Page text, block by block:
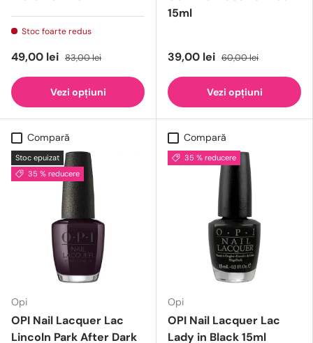
Stoc foarte redus
49,00 lei 83,00 lei
Vezi opțiuni
15ml
39,00 lei 60,00 lei
Vezi opțiuni
Compară
Stoc epuizat
35 % reducere
Opi
OPI Nail Lacquer Lac
Lincoln Park After Dark
Compară
35 % reducere
Opi
OPI Nail Lacquer Lac
Lady in Black 15ml